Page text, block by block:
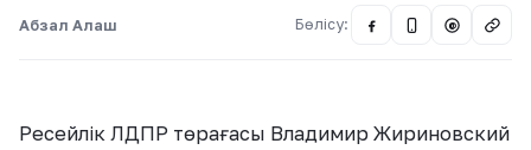
Абзал Алаш Бөлісу: @
Ресейлік ЛДПР төрағасы Владимир Жириновский